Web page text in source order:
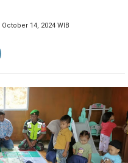
14, 2024 WIB